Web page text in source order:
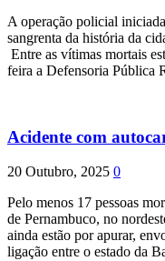
A operação policial
sangrenta da história da
Entre as vítimas mortais
feira a Defensoria Pública
Acidente com
20 Outubro, 2025 0
Pelo menos 17 pessoas
de Pernambuco, no
ainda estão por apurar,
ligação entre o estado da